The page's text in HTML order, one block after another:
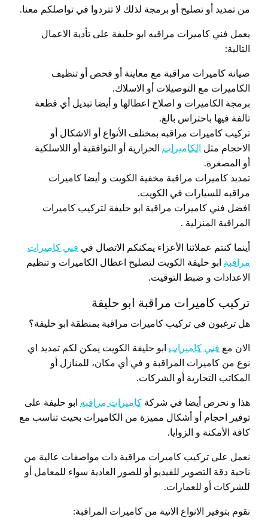
من تمديد أو تصليح أو برمجة لذلك لا تتردوا في تواصلكم معنا.
يعمل فني كاميرات مراقبه ابو حليفة على تأدية الاعمال
التالية:
صيانة كاميرات مراقبة مع معاينة أو فحص أو تنظيف
الكاميرات مع التوصيلات أو الاسلاك.
برمجة الكاميرات و اصلاح اعطالها و أيضا تبديل أي قطعة
تالفة فيها باحتراس بالغ.
تركيب كاميرات مراقبه بمختلف الأنواع أو الاشكال أو
الاحجام مثل
الكاميرات الحرارية أو التوافقية أو اللاسلكية
أو المصغرة.
تمديد كاميرات مراقبة مخفية الكويت و أيضا كاميرات
مراقبه للسيارات في الكويت.
افضل فني كاميرات مراقبة ابو حليفة لتركيب كاميرات
المراقبة المنزلية .
أينما كنتم عملائنا الأعزاء يمكنكم الاتصال في فني كاميرات
مراقبة ابو حليفة الكويت لتصليح اعطال الكاميرات و تنظيم
الاعدادات و ضبط التوقيت.
تركيب كاميرات مراقبة ابو حليفة
هل ترغبون في تركيب كاميرات مراقبة بمنطقة ابو حليفة؟
الان مع فني كاميرات ابو حليفة الكويت يمكن لكم تمديد اي
نوع من كاميرات المراقبة و في أي مكان، للمنازل أو
المكاتب التجارية أو الشركات.
هذا و نحرص أيضا في شركة كاميرات مراقبه ابو حليفة على
توفير احجام أو أشكال مميزة من الكاميرات بحيث تناسب مع
كافة الأمكنة و الزوايا.
نعمل على تركيب كاميرات مراقبة ذات مواصفات عالية من
ناحية دقة التصوير للفيديو أو للصور العادية سواء للمعامل أو
للشركات أو للعمارات.
نقوم بتوفير الانواع الاتية من كاميرات المراقبة: